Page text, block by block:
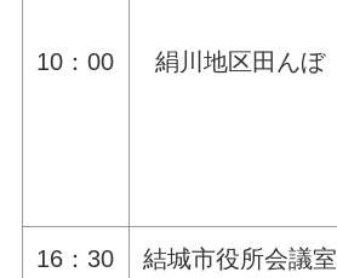
10：00 絹川地区田んぼ
16：30 結城市役所会議室